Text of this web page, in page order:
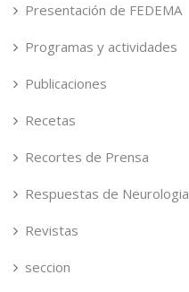
Presentación de FEDEMA
Programas y actividades
Publicaciones
Recetas
Recortes de Prensa
Respuestas de Neurologia
Revistas
seccion